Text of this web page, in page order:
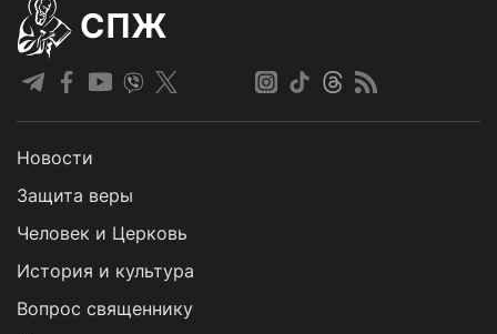
СПЖ
Новости
Защита веры
Человек и Церковь
История и культура
Вопрос священнику